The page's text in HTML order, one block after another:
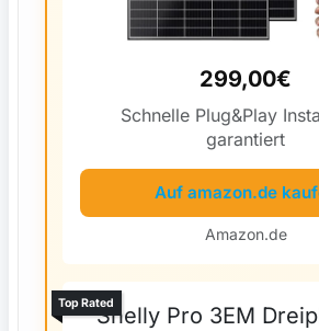
299,00€
Schnelle Plug&Play
garantiert
Auf amazon.de
Amazon.de
Shelly Pro 3EM
Top Rated